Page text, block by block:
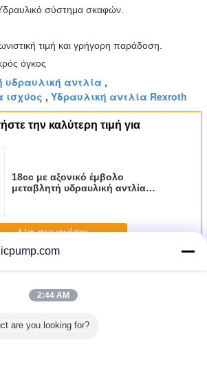
σύστημα σκαφών.
τιμή και γρήγορη παράδοση.
όγκος
υδραυλική αντλία ,
ισχύος , Υδραυλική αντλία Rexroth
την καλύτερη τιμή για
18cc με αξονικό έμβολο
μεταβλητή υδραυλική αντλία
Να συνεχίσει
αντλίες Rexroth
2:44 AM
are you looking for?